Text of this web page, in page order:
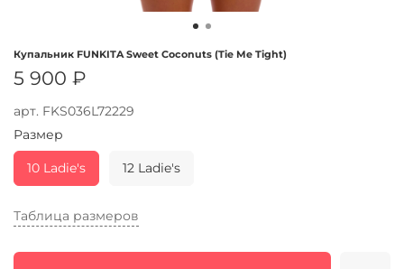
арт. FKS036L72229
Купальник FUNKITA Sweet Coconuts (Tie Me Tight)
5 900 ₽
Таблица размеров
Размер
10 Ladie's 12 Ladie's